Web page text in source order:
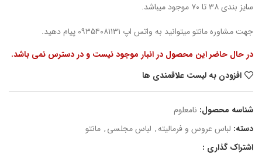
سایز بندی ۳۸ تا ۷۰ موجود میباشد.
جهت مشاوره مانتو میتوانید به واتس اپ ۰۹۳۵۴۰۸۱۱۳۱ پیام دهید.
در حال حاضر این محصول در انبار موجود نیست و در دسترس نمی باشد.
افزودن به لیست علاقمندی ها
شناسه محصول: نامعلوم
دسته: لباس عروس و فرمالیته, لباس مجلسی, مانتو
اشتراک گذاری :